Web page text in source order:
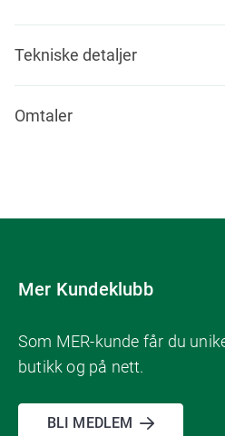
Tekniske detaljer
Omtaler
Mer Kundeklubb
Som MER-kunde får du
butikk og på nett.
BLI MEDLEM